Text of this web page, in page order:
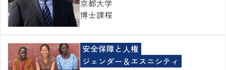
京都大学
博士課程
安全保障と人権
ジェンダー＆エスニシティ